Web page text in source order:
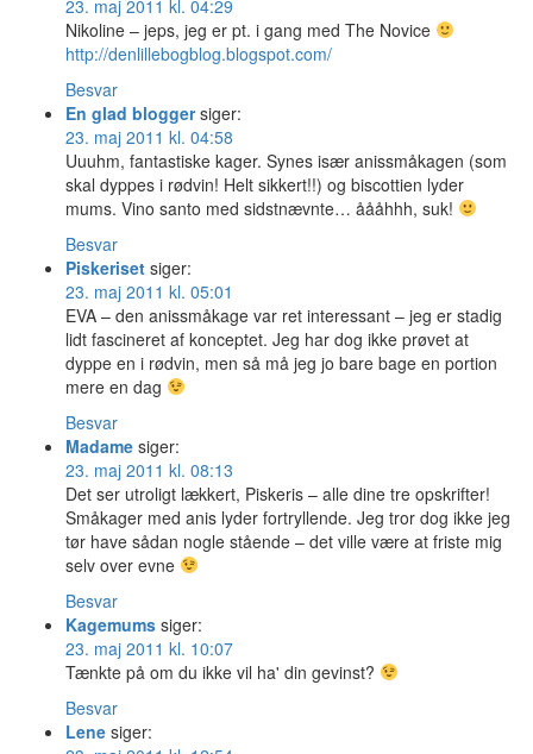
23. maj 2011 kl. 04:29
Nikoline – jeps, jeg er pt. i gang med The Novice
http://denlillebogblog.blogspot.com/
Besvar
En glad blogger siger:
23. maj 2011 kl. 04:58
Uuuhm, fantastiske kager. Synes især anissmåkagen (som
skal dyppes i rødvin! Helt sikkert!!) og biscottien lyder
mums. Vino santo med sidstnævnte… åååhhh, suk!
Besvar
Piskeriset siger:
23. maj 2011 kl. 05:01
EVA – den anissmåkage var ret interessant – jeg er stadig
lidt fascineret af konceptet. Jeg har dog ikke prøvet at
dyppe en i rødvin, men så må jeg jo bare bage en portion
mere en dag
Besvar
Madame siger:
23. maj 2011 kl. 08:13
Det ser utroligt lækkert, Piskeris – alle dine tre opskrifter!
Småkager med anis lyder fortryllende. Jeg tror dog ikke jeg
tør have sådan nogle stående – det ville være at friste mig
selv over evne
Besvar
Kagemums siger:
23. maj 2011 kl. 10:07
Tænkte på om du ikke vil ha' din gevinst?
Besvar
Lene siger: